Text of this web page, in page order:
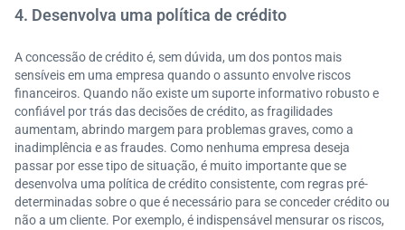
4. Desenvolva uma política de crédito
A concessão de crédito é, sem dúvida, um dos pontos mais
sensíveis em uma empresa quando o assunto envolve riscos
financeiros. Quando não existe um suporte informativo robusto e
confiável por trás das decisões de crédito, as fragilidades
aumentam, abrindo margem para problemas graves, como a
inadimplência e as fraudes. Como nenhuma empresa deseja
passar por esse tipo de situação, é muito importante que se
desenvolva uma política de crédito consistente, com regras pré-
determinadas sobre o que é necessário para se conceder crédito ou
não a um cliente. Por exemplo, é indispensável mensurar os riscos,